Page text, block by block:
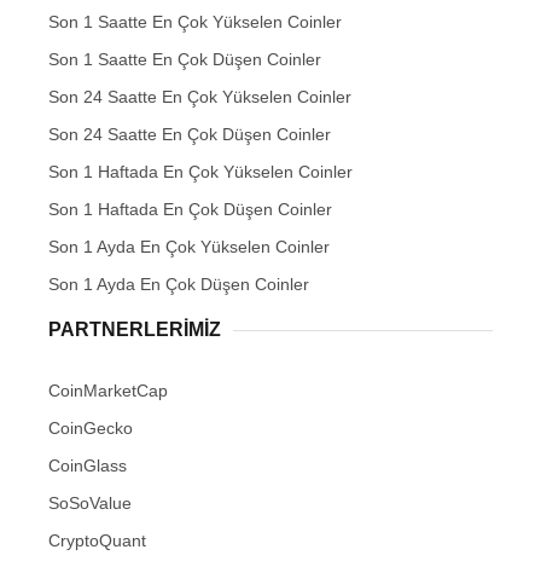
Son 1 Saatte En Çok Yükselen Coinler
Son 1 Saatte En Çok Düşen Coinler
Son 24 Saatte En Çok Yükselen Coinler
Son 24 Saatte En Çok Düşen Coinler
Son 1 Haftada En Çok Yükselen Coinler
Son 1 Haftada En Çok Düşen Coinler
Son 1 Ayda En Çok Yükselen Coinler
Son 1 Ayda En Çok Düşen Coinler
PARTNERLERIMIZ
CoinMarketCap
CoinGecko
CoinGlass
SoSoValue
CryptoQuant